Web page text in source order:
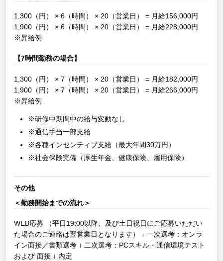
1,300（円） × 6（時間） × 20（営業日） = 月給156,000円
1,900（円） × 6（時間） × 20（営業日） = 月給228,000円
※昇給例
【7時間勤務の場合】
1,300（円） × 7（時間） × 20（営業日） = 月給182,000円
1,900（円） × 7（時間） × 20（営業日） = 月給266,000円
※昇給例
※研修中期間中の給与変動なし
※通信手当一部支給
※各種インセンティブ支給（最大年間30万円）
※社会保険完備（厚生年金、健康保険、雇用保険）
その他
＜勤務開始までの流れ＞
WEB応募 （平日19:00以降、及び土日祝日にご応募いただい
た場合のご連絡は翌営業日となります）
↓ 一次選考：オンラ
イン面接／書類選考 ↓ 二次選考：PCスキル・通信環境テスト
および 面接 ↓ 内定